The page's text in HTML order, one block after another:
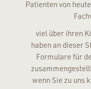
Patienten von
viel über ihren
haben an dieser
Formulare für
wenn Sie zu uns